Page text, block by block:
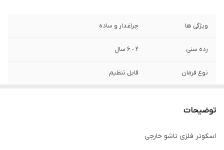
ویژگی ها چراغدار و ساده
رده سنی ۲ - 6 سال
نوع فرمان قابل تنظیم
توضیحات
اسکوتر فلزی تاشو خارجی